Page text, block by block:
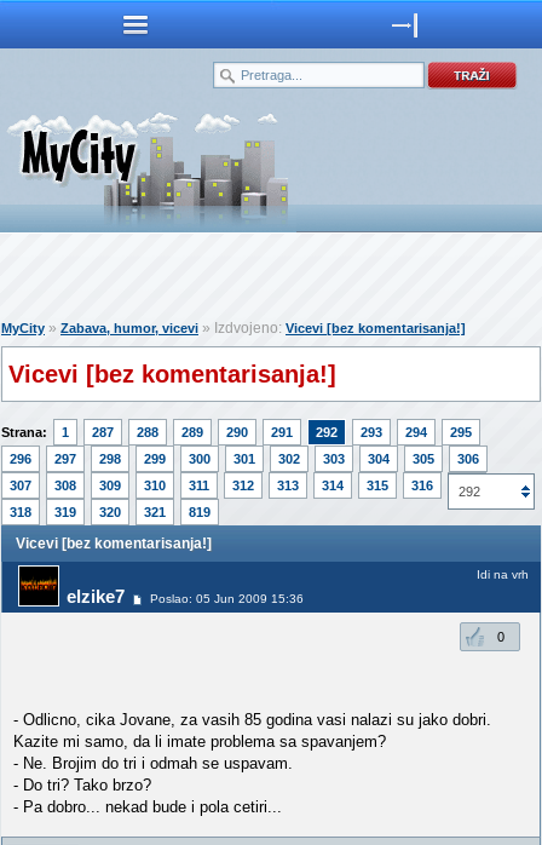
MyCity » Zabava, humor, vicevi » Izdvojeno: Vicevi [bez komentarisanja!]
Vicevi [bez komentarisanja!]
Strana: 1 287 288 289 290 291 292 293 294
295
296
297 298 299 300 301 302 303 304 305
306
307
308 309 310 311 312 313 314 315 316
317
318
319 320 321 819
292
Vicevi [bez komentarisanja!]
elzike7 Poslao: 05 Jun 2009 15:36
Idi na vrh
0
- Odlicno, cika Jovane, za vasih 85 godina vasi nalazi su jako dobri.
Kazite mi samo, da li imate problema sa spavanjem?
- Ne. Brojim do tri i odmah se uspavam.
- Do tri? Tako brzo?
- Pa dobro... nekad bude i pola cetiri...